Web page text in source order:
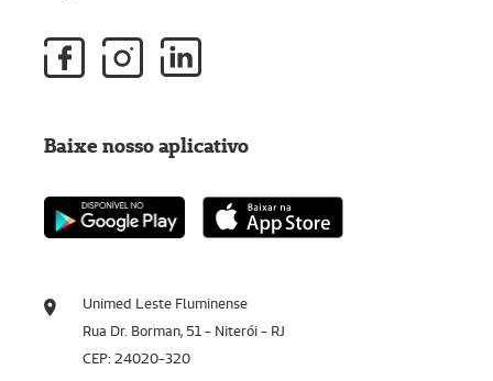
Unimed Leste Fluminense
Rua Dr. Borman, 51 - Niterói - RJ
CEP: 24020-320
Baixe nosso aplicativo